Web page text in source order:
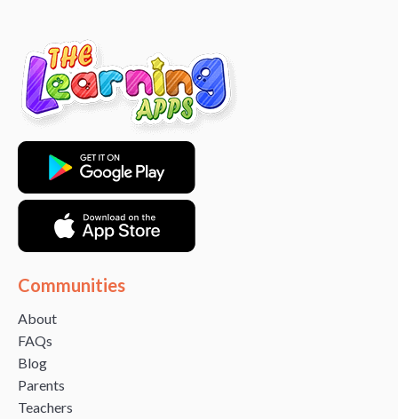
Communities
About
FAQs
Blog
Parents
Teachers